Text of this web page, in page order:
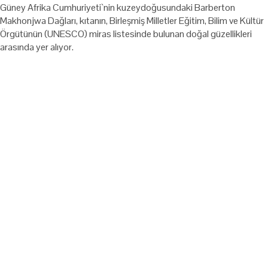
Güney Afrika Cumhuriyeti`nin kuzeydoğusundaki Barberton
Makhonjwa Dağları, kıtanın, Birleşmiş Milletler Eğitim, Bilim ve Kültür
Örgütünün (UNESCO) miras listesinde bulunan doğal güzellikleri
arasında yer alıyor.